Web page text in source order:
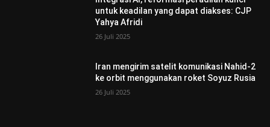
untuk keadilan yang dapat diakses: CJP
Yahya Afridi
26 Juli 2025
Iran mengirim satelit komunikasi Nahid-2
ke orbit menggunakan roket Soyuz Rusia
26 Juli 2025